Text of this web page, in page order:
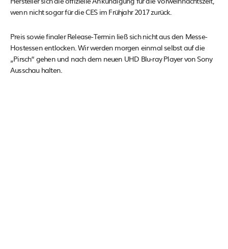
wenn nicht sogar für die CES im Frühjahr 2017 zurück.
Preis sowie finaler Release-Termin ließ sich nicht aus den Messe-
Hostessen entlocken. Wir werden morgen einmal selbst auf die
„Pirsch“ gehen und nach dem neuen UHD Blu-ray Player von Sony
Ausschau halten.